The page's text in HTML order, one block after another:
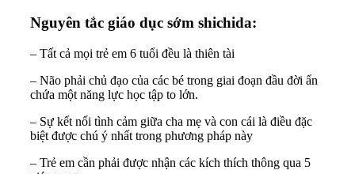
Nguyên tắc giáo dục sớm shichida:
– Tất cả mọi trẻ em 6 tuổi đều là thiên tài
– Não phải chủ đạo của các bé trong giai đoạn đầu đời ẩn
chứa một năng lực học tập to lớn.
– Sự kết nối tình cảm giữa cha mẹ và con cái là điều đặc
biệt được chú ý nhất trong phương pháp này
– Trẻ em cần phải được nhận các kích thích thông qua 5